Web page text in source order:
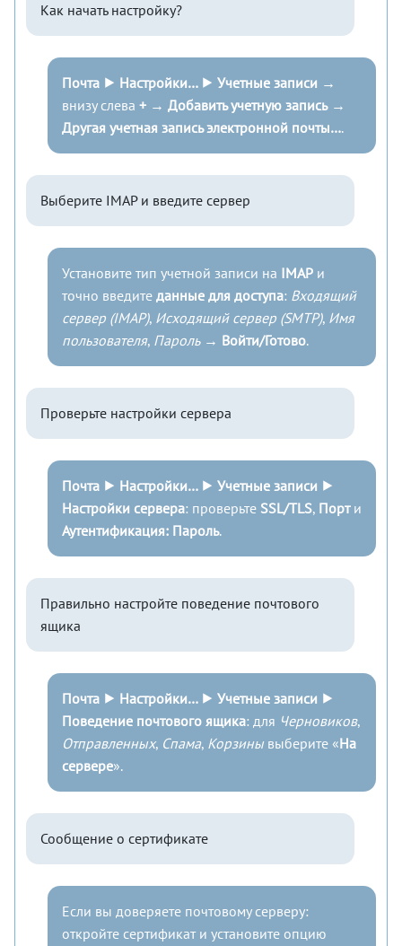
Как начать настройку?
Почта ⯈ Настройки… ⯈ Учетные записи →
внизу слева + → Добавить учетную запись→
Другая учетная запись электронной почты….
Выберите IMAP и введите сервер
Установите тип учетной записи на IMAP и
точно введите данные для доступа: Входящий
сервер (IMAP), Исходящий сервер (SMTP), Имя
пользователя, Пароль→ Войти/Готово.
Проверьте настройки сервера
Почта ⯈ Настройки… ⯈ Учетные записи ⯈
Настройки сервера: проверьте SSL/TLS, Порти
Аутентификация: Пароль.
Правильно настройте поведение почтового
ящика
Почта ⯈ Настройки… ⯈ Учетные записи ⯈
Поведение почтового ящика: для Черновиков,
Отправленных, Спама, Корзинывыберите «На
сервере».
Сообщение о сертификате
Если вы доверяете почтовому серверу:
откройте сертификат и установите опцию